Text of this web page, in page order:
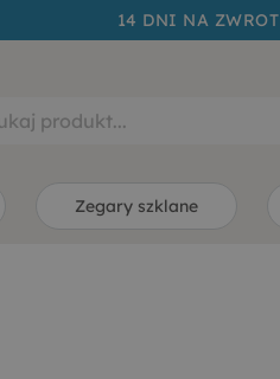
14 DNI NA ZWROT
Zegary szklane